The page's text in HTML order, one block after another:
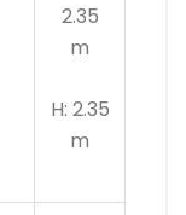
2.35
m
H: 2.35
m